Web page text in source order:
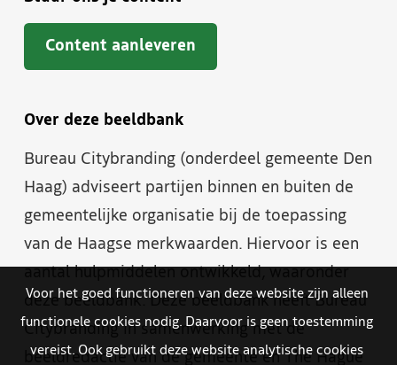
Content aanleveren
Over deze beeldbank
Bureau Citybranding (onderdeel gemeente Den
Haag) adviseert partijen binnen en buiten de
gemeentelijke organisatie bij de toepassing
van de Haagse merkwaarden. Hiervoor is een
deze beeldbank. Deze beeldbank heeft Bureau
Citybranding in samenwerking met de
beeldredactie van de gemeente en The Hague
Voor het goed functioneren van deze website zijn alleen
functionele cookies nodig. Daarvoor is geen toestemming
vereist. Ook gebruikt deze website analytische cookies